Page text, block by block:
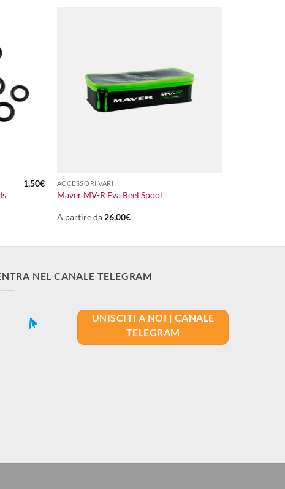
1,50€ ACCESSORI VARI
Maver MV-R Eva Reel Spool
A partire da 26,00€
NEL CANALE TELEGRAM
UNISCITI A NOI | CANALE
TELEGRAM